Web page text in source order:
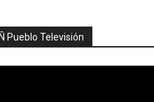
Ñ Pueblo Televisión